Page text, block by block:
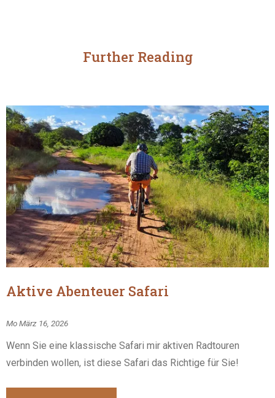
Further Reading
Aktive Abenteuer Safari
Mo März 16, 2026
Wenn Sie eine klassische Safari mir aktiven Radtouren
verbinden wollen, ist diese Safari das Richtige für Sie!